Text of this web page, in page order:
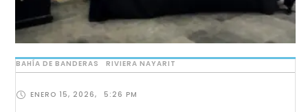
BAHÍA DE BANDERAS RIVIERA NAYARIT
ENERO 15, 2026, 5:26 PM